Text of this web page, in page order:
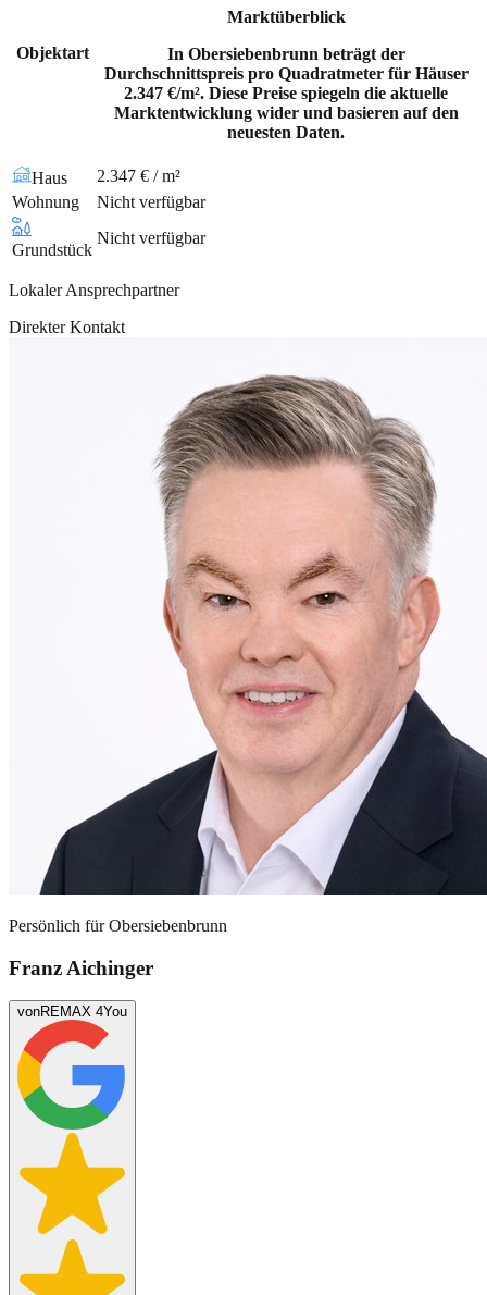
Objektart
Marktüberblick
In Obersiebenbrunn beträgt der
Durchschnittspreis pro Quadratmeter für Häuser
2.347 €/m². Diese Preise spiegeln die aktuelle
Marktentwicklung wider und basieren auf den
neuesten Daten.
Haus
2.347 € / m²
Wohnung
Nicht verfügbar
Grundstück
Nicht verfügbar
Lokaler Ansprechpartner
Direkter Kontakt
Persönlich fürObersiebenbrunn
Franz Aichinger
vonREMAX 4You